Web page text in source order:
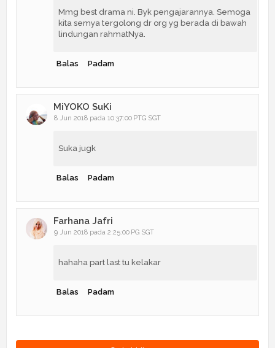
Mmg best drama ni. Byk pengajarannya. Semoga
kita semya tergolong dr org yg berada di bawah
lindungan rahmatNya.
Balas Padam
MiYOKO SuKi
8 Jun 2018 pada 10:37:00 PTG SGT
Suka jugk
Balas Padam
Farhana Jafri
9 Jun 2018 pada 2:25:00 PG SGT
hahaha part last tu kelakar
Balas Padam